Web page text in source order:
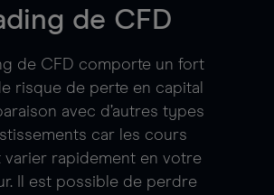
de CFD
de CFD comporte un fort
risque de perte en capital
avec d’autres types
car les cours
varier rapidement en votre
Il est possible de perdre